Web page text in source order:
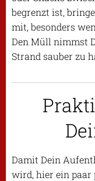
begrenzt ist,
mit, besonders
Den Müll nimmst
Strand sauber zu
Damit Dein
wird, hier ein paar